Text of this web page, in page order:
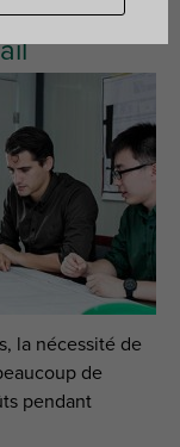
la nécessité de
de
pendant